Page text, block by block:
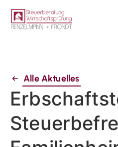
Alle Aktuelles